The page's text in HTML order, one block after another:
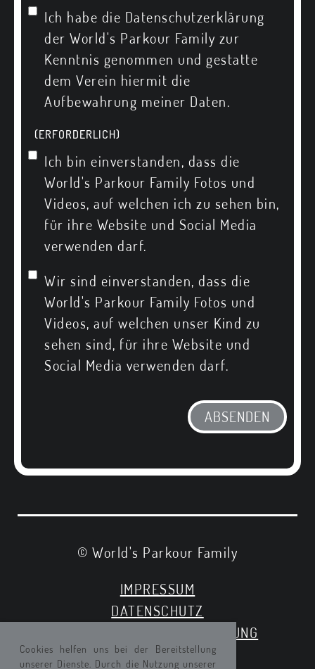
Cookies helfen uns bei der Bereitstellung
unserer Dienste. Durch die Nutzung unserer
Ich habe die Datenschutzerklärung
der World's Parkour Family zur
Kenntnis genommen und gestatte
dem Verein hiermit die
Aufbewahrung meiner Daten.
(ERFORDERLICH)
Ich bin einverstanden, dass die
World's Parkour Family Fotos und
Videos, auf welchen ich zu sehen bin,
für ihre Website und Social Media
verwenden darf.
Wir sind einverstanden, dass die
World's Parkour Family Fotos und
Videos, auf welchen unser Kind zu
sehen sind, für ihre Website und
Social Media verwenden darf.
© World's Parkour Family
IMPRESSUM
DATENSCHUTZ
EINVERSTAENDNISERKLAERUNG
VORFALL MELDEN